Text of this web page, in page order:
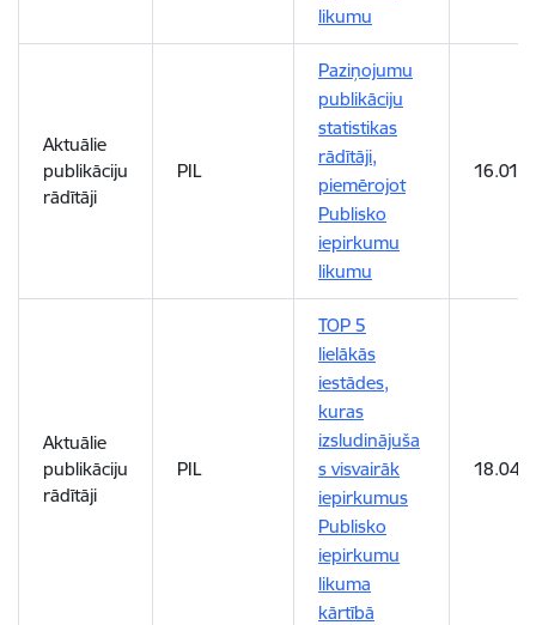
likumu
Aktuālie
publikāciju
rādītāji
PIL
Paziņojumu
publikāciju
statistikas
rādītāji,
piemērojot
Publisko
iepirkumu
likumu
Aktuālie
publikāciju
rādītāji
PIL
TOP 5
lielākās
iestādes,
kuras
izsludinājuša
s visvairāk
iepirkumus
Publisko
iepirkumu
likuma
kārtībā